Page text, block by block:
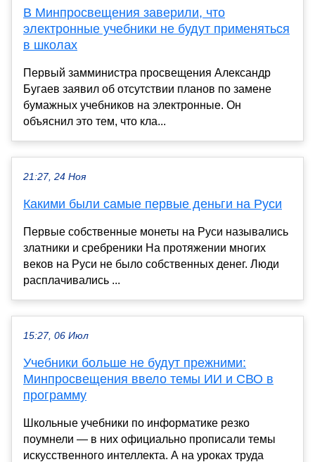
В Минпросвещения заверили, что
электронные учебники не будут применяться
в школах
Первый замминистра просвещения Александр
Бугаев заявил об отсутствии планов по замене
бумажных учебников на электронные. Он
объяснил это тем, что кла...
21:27, 24 Ноя
Какими были самые первые деньги на Руси
Первые собственные монеты на Руси назывались
златники и сребреники На протяжении многих
веков на Руси не было собственных денег. Люди
расплачивались ...
15:27, 06 Июл
Учебники больше не будут прежними:
Минпросвещения ввело темы ИИ и СВО в
программу
Школьные учебники по информатике резко
поумнели — в них официально прописали темы
искусственного интеллекта. А на уроках труда